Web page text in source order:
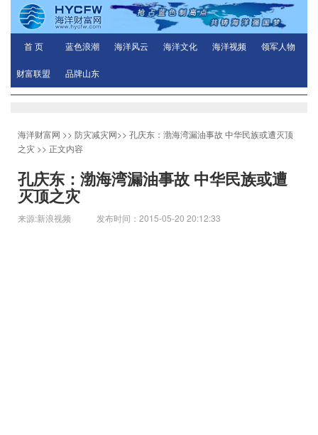
首 页 蓝色浪潮 海洋风云 海洋文化 海洋视频 领军人物
财富联盟 品牌山东
海洋财富网 >> 防灾减灾网>> 孔庆东：渤海湾漏油事故 中华民族或遭灭顶
之灾 >> 正文内容
孔庆东：渤海湾漏油事故 中华民族或遭
灭顶之灾
来源:新浪视频 发布时间：2015-05-20 20:12:33